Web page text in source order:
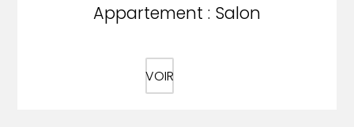
Appartement : Salon
VOIR